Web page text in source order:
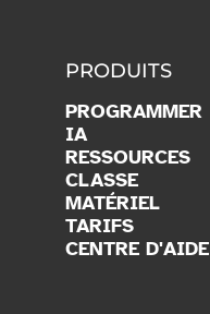
PRODUITS
PROGRAMMER
IA
RESSOURCES
CLASSE
MATÉRIEL
TARIFS
CENTRE D'AIDE